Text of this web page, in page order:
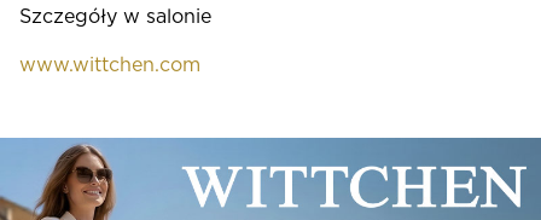
Szczegóły w salonie
www.wittchen.com